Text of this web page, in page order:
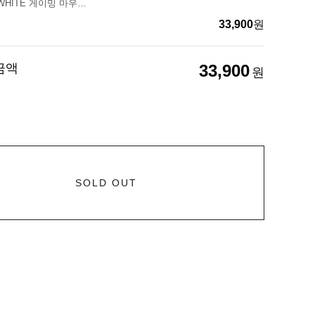
글로리어스 WHITE 게이밍 마우스패드 [EXTENDED]
33,900원
액 33,900 원
SOLD OUT